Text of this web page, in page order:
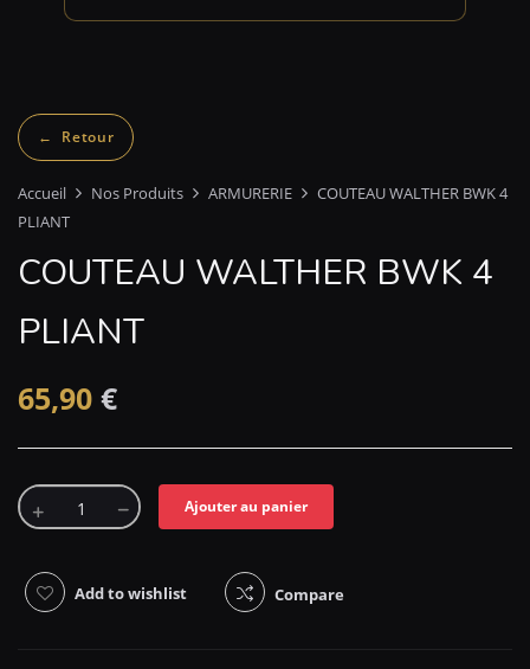
Accueil Nos Produits ARMURERIE
COUTEAU WALTHER BWK 4
PLIANT
COUTEAU WALTHER BWK 4
PLIANT
65,90 €
Ajouter au panier
Add to wishlist Compare